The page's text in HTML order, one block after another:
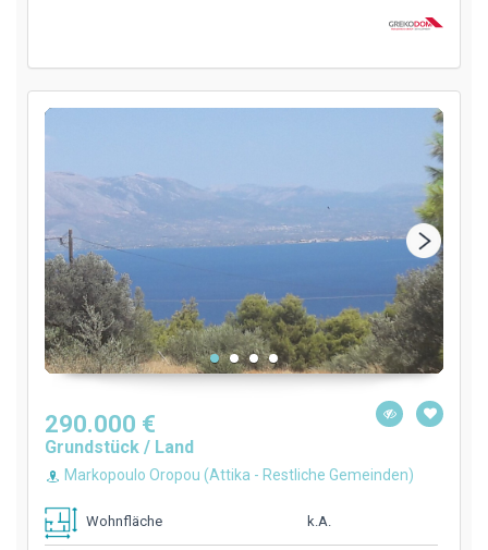
290.000 €
Grundstück / Land
Markopoulo Oropou (Attika - Restliche Gemeinden)
Wohnfläche k.A.